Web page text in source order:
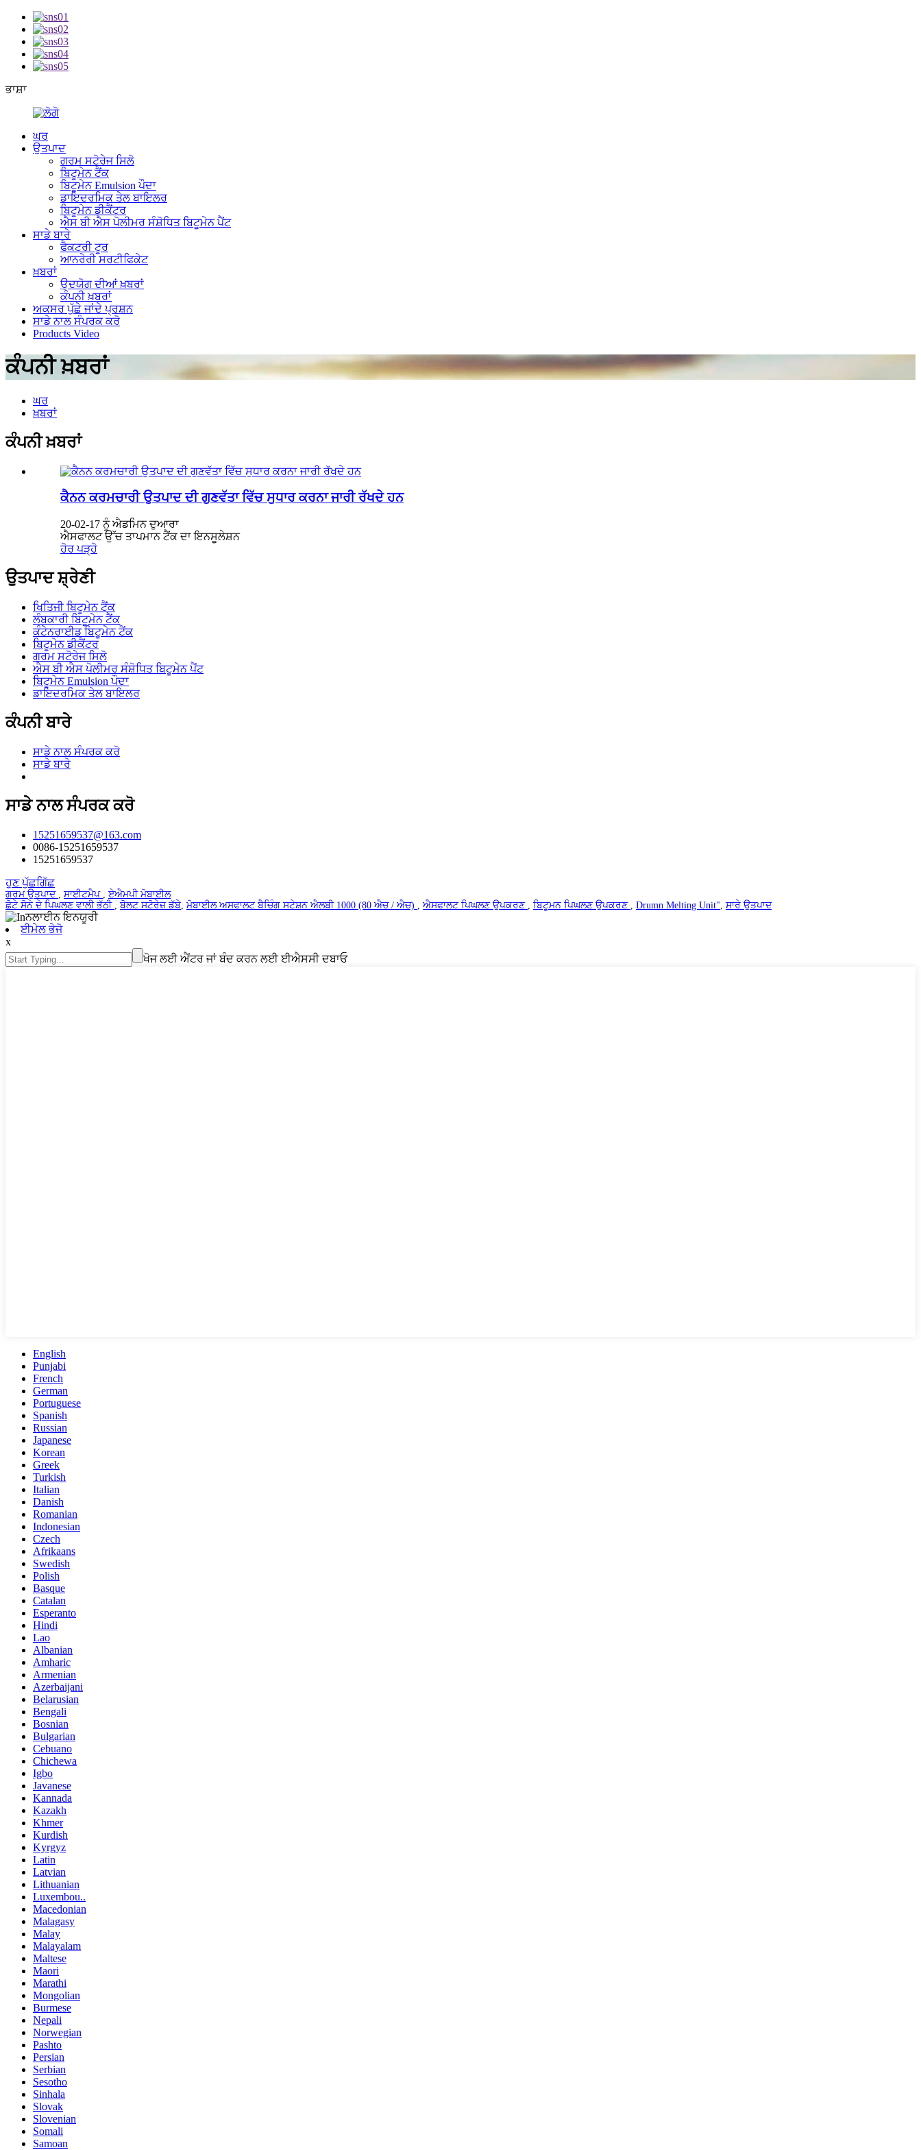
ਭਾਸ਼ਾ
ਘਰ
ਉਤਪਾਦ
ਗਰਮ ਸਟੋਰੇਜ ਸਿਲੋ
ਬਿਟੂਮੇਨ ਟੈਂਕ
ਬਿਟੂਮੇਨ Emulsion ਪੌਦਾ
ਡਾਇਦਰਮਿਕ ਤੇਲ ਬਾਇਲਰ
ਬਿਟੂਮੇਨ ਡੀਕੈਂਟਰ
ਐਸ ਬੀ ਐਸ ਪੋਲੀਮਰ ਸੰਸ਼ੋਧਿਤ ਬਿਟੂਮੇਨ ਪੈਂਟ
ਸਾਡੇ ਬਾਰੇ
ਫੈਕਟਰੀ ਟੂਰ
ਆਨਰੇਰੀ ਸਰਟੀਫਿਕੇਟ
ਖ਼ਬਰਾਂ
ਉਦਯੋਗ ਦੀਆਂ ਖ਼ਬਰਾਂ
ਕੰਪਨੀ ਖ਼ਬਰਾਂ
ਅਕਸਰ ਪੁੱਛੇ ਜਾਂਦੇ ਪ੍ਰਸ਼ਨ
ਸਾਡੇ ਨਾਲ ਸੰਪਰਕ ਕਰੋ
Products Video
ਕੰਪਨੀ ਖ਼ਬਰਾਂ
ਘਰ
ਖ਼ਬਰਾਂ
ਕੰਪਨੀ ਖ਼ਬਰਾਂ
ਕੈਨਨ ਕਰਮਚਾਰੀ ਉਤਪਾਦ ਦੀ ਗੁਣਵੱਤਾ ਵਿੱਚ ਸੁਧਾਰ ਕਰਨਾ ਜਾਰੀ ਰੱਖਦੇ ਹਨ
20-02-17 ਨੂੰ ਐਡਮਿਨ ਦੁਆਰਾ
ਐਸਫਾਲਟ ਉੱਚ ਤਾਪਮਾਨ ਟੈਂਕ ਦਾ ਇਨਸੂਲੇਸ਼ਨ
ਹੋਰ ਪੜ੍ਹੋ
ਉਤਪਾਦ ਸ਼੍ਰੇਣੀ
ਖਿਤਿਜੀ ਬਿਟੂਮੇਨ ਟੈਂਕ
ਲੰਬਕਾਰੀ ਬਿਟੂਮੇਨ ਟੈਂਕ
ਕੰਟੇਨਰਾਈਡ ਬਿਟੂਮੇਨ ਟੈਂਕ
ਬਿਟੂਮੇਨ ਡੀਕੈਂਟਰ
ਗਰਮ ਸਟੋਰੇਜ ਸਿਲੋ
ਐਸ ਬੀ ਐਸ ਪੋਲੀਮਰ ਸੰਸ਼ੋਧਿਤ ਬਿਟੂਮੇਨ ਪੈਂਟ
ਬਿਟੂਮੇਨ Emulsion ਪੌਦਾ
ਡਾਇਦਰਮਿਕ ਤੇਲ ਬਾਇਲਰ
ਕੰਪਨੀ ਬਾਰੇ
ਸਾਡੇ ਨਾਲ ਸੰਪਰਕ ਕਰੋ
ਸਾਡੇ ਬਾਰੇ
ਸਾਡੇ ਨਾਲ ਸੰਪਰਕ ਕਰੋ
15251659537@163.com
0086-15251659537
15251659537
ਹੁਣ ਪੁੱਛਗਿੱਛ
ਗਰਮ ਉਤਪਾਦ ਸਾਈਟਮੈਪ ,ਏਐਮਪੀ ਮੋਬਾਈਲ
ਛੋਟੇ ਸੋਨੇ ਦੇ ਪਿਘਲਣ ਵਾਲੀ ਭੱਠੀ
,ਬੋਲਟ ਸਟੋਰੇਜ਼ ਡੱਬੇ ਮੋਬਾਈਲ ਅਸਫਾਲਟ ਬੈਚਿੰਗ ਸਟੇਸ਼ਨ ਐਲਬੀ 1000 (80 ਐਚ / ਐਚ) ਐਸਫਾਲਟ ਪਿਘਲਣ ਉਪਕਰਣ ਬਿਟੂਮਨ ਪਿਘਲਣ ਉਪਕਰਣ Drumn Melting Unit" ਸਾਰੇ ਉਤਪਾਦ
ਈਮੇਲ ਭੇਜੋ
x
ਖੋਜ ਲਈ ਐਂਟਰ ਜਾਂ ਬੰਦ ਕਰਨ ਲਈ ਈਐਸਸੀ ਦਬਾਓ
English
Punjabi
French
German
Portuguese
Spanish
Russian
Japanese
Korean
Greek
Turkish
Italian
Danish
Romanian
Indonesian
Czech
Afrikaans
Swedish
Polish
Basque
Catalan
Esperanto
Hindi
Lao
Albanian
Amharic
Armenian
Azerbaijani
Belarusian
Bengali
Bosnian
Bulgarian
Cebuano
Chichewa
Igbo
Javanese
Kannada
Kazakh
Khmer
Kurdish
Kyrgyz
Latin
Latvian
Lithuanian
Luxembou..
Macedonian
Malagasy
Malay
Malayalam
Maltese
Maori
Marathi
Mongolian
Burmese
Nepali
Norwegian
Pashto
Persian
Serbian
Sesotho
Sinhala
Slovak
Slovenian
Somali
Samoan